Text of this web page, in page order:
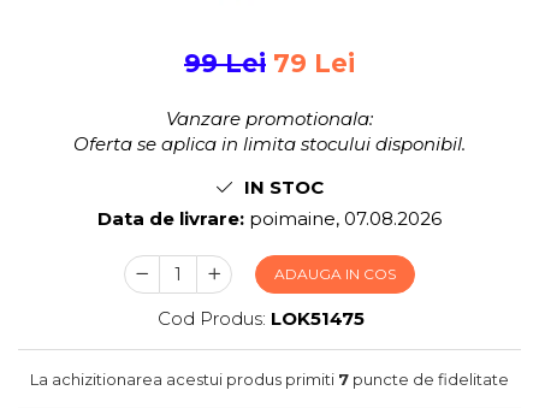
Jocuri de societate in limba
Vezi toate jocurile de societate
99 Lei 79 Lei
Vanzare promotionala:
Oferta se aplica in limita stocului disponibil.
IN STOC
Data de livrare: poimaine, 07.08.2026
ADAUGA IN COS
Cod Produs: LOK51475
La achizitionarea acestui produs primiti 7 puncte de fidelitate